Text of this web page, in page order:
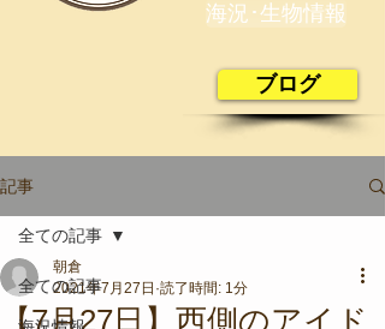
海況･生物情報
ブログ
記事
全ての記事
全ての記事
【7月27日】西側のアイド
朝倉
2021年7月27日 読了時間: 1分